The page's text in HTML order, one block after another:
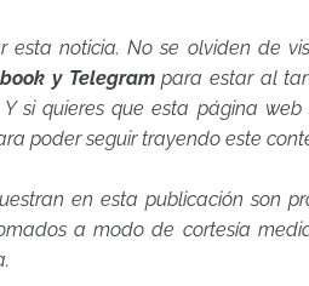
esta noticia. No se olviden de
y Telegrampara estar al
si quieres que esta página
poder seguir trayendo este
en esta publicación son
a modo de cortesía